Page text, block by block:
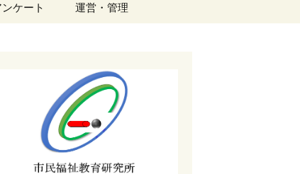
アーカイブ（４）
記事（151）～
アーカイブ（５）
記事（201）～
アーカイブ（１）
アーカイブ（３）
調査報告
アーカイブ（４）
実践報告
ケート 運営・管理